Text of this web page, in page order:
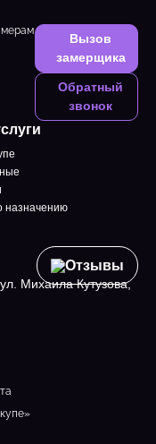
Вызов
замерщика
Обратный
звонок
Отзывы
назначению
Михаила Кутузова,